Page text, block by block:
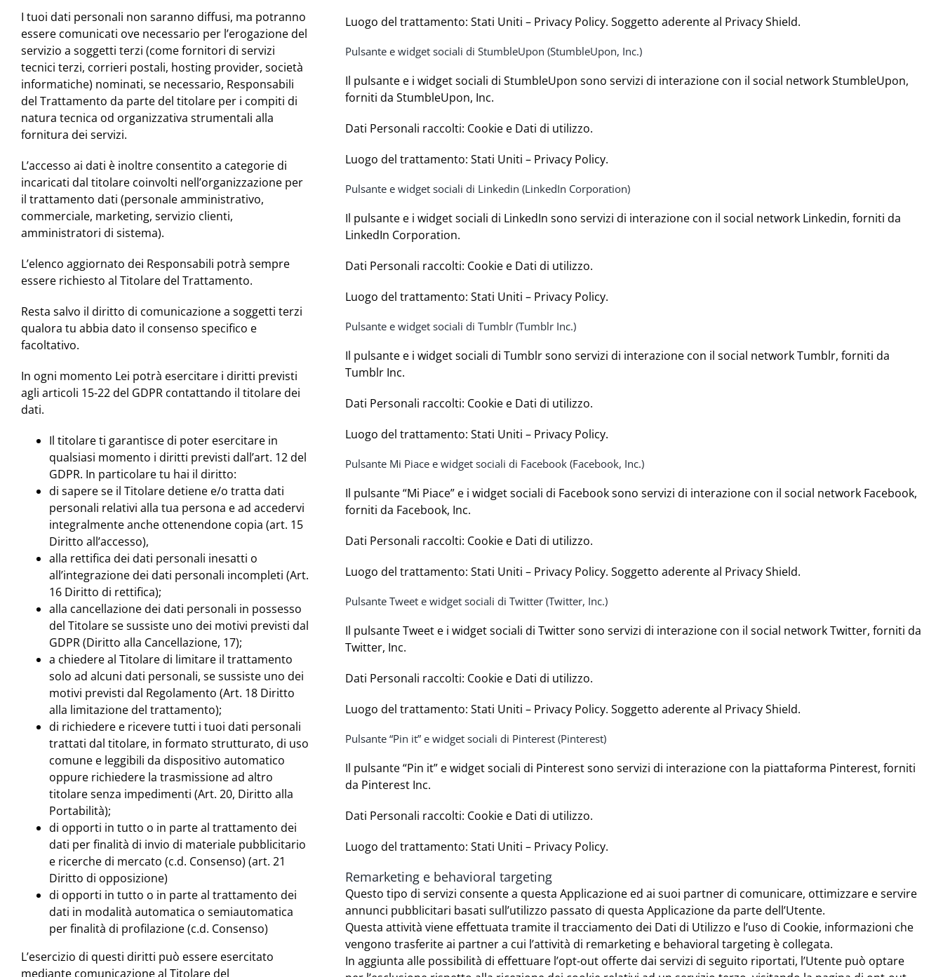
I tuoi dati personali non saranno diffusi, ma potranno
essere comunicati ove necessario per l’erogazione del
servizio a soggetti terzi (come fornitori di servizi
tecnici terzi, corrieri postali, hosting provider, società
informatiche) nominati, se necessario, Responsabili
del Trattamento da parte del titolare per i compiti di
natura tecnica od organizzativa strumentali alla
fornitura dei servizi.
L’accesso ai dati è inoltre consentito a categorie di
incaricati dal titolare coinvolti nell’organizzazione per
il trattamento dati (personale amministrativo,
commerciale, marketing, servizio clienti,
amministratori di sistema).
L’elenco aggiornato dei Responsabili potrà sempre
essere richiesto al Titolare del Trattamento.
Resta salvo il diritto di comunicazione a soggetti terzi
qualora tu abbia dato il consenso specifico e
facoltativo.
In ogni momento Lei potrà esercitare i diritti previsti
agli articoli 15-22 del GDPR contattando il titolare dei
dati.
Il titolare ti garantisce di poter esercitare in
qualsiasi momento i diritti previsti dall’art. 12 del
GDPR. In particolare tu hai il diritto:
di sapere se il Titolare detiene e/o tratta dati
personali relativi alla tua persona e ad accedervi
integralmente anche ottenendone copia (art. 15
Diritto all’accesso),
alla rettifica dei dati personali inesatti o
all’integrazione dei dati personali incompleti (Art.
16 Diritto di rettifica);
alla cancellazione dei dati personali in possesso
del Titolare se sussiste uno dei motivi previsti dal
GDPR (Diritto alla Cancellazione, 17);
a chiedere al Titolare di limitare il trattamento
solo ad alcuni dati personali, se sussiste uno dei
motivi previsti dal Regolamento (Art. 18 Diritto
alla limitazione del trattamento);
di richiedere e ricevere tutti i tuoi dati personali
trattati dal titolare, in formato strutturato, di uso
comune e leggibili da dispositivo automatico
oppure richiedere la trasmissione ad altro
titolare senza impedimenti (Art. 20, Diritto alla
Portabilità);
di opporti in tutto o in parte al trattamento dei
dati per finalità di invio di materiale pubblicitario
e ricerche di mercato (c.d. Consenso) (art. 21
Diritto di opposizione)
di opporti in tutto o in parte al trattamento dei
dati in modalità automatica o semiautomatica
per finalità di profilazione (c.d. Consenso)
L’esercizio di questi diritti può essere esercitato
mediante comunicazione al Titolare del
Luogo del trattamento: Stati Uniti – Privacy Policy. Soggetto aderente al Privacy Shield.
Pulsante e widget sociali di StumbleUpon (StumbleUpon, Inc.)
Il pulsante e i widget sociali di StumbleUpon sono servizi di interazione con il social network StumbleUpon,
forniti da StumbleUpon, Inc.
Dati Personali raccolti: Cookie e Dati di utilizzo.
Luogo del trattamento: Stati Uniti – Privacy Policy.
Pulsante e widget sociali di Linkedin (LinkedIn Corporation)
Il pulsante e i widget sociali di LinkedIn sono servizi di interazione con il social network Linkedin, forniti da
LinkedIn Corporation.
Dati Personali raccolti: Cookie e Dati di utilizzo.
Luogo del trattamento: Stati Uniti – Privacy Policy.
Pulsante e widget sociali di Tumblr (Tumblr Inc.)
Il pulsante e i widget sociali di Tumblr sono servizi di interazione con il social network Tumblr, forniti da
Tumblr Inc.
Dati Personali raccolti: Cookie e Dati di utilizzo.
Luogo del trattamento: Stati Uniti – Privacy Policy.
Pulsante Mi Piace e widget sociali di Facebook (Facebook, Inc.)
Il pulsante “Mi Piace” e i widget sociali di Facebook sono servizi di interazione con il social network Facebook,
forniti da Facebook, Inc.
Dati Personali raccolti: Cookie e Dati di utilizzo.
Luogo del trattamento: Stati Uniti – Privacy Policy. Soggetto aderente al Privacy Shield.
Pulsante Tweet e widget sociali di Twitter (Twitter, Inc.)
Il pulsante Tweet e i widget sociali di Twitter sono servizi di interazione con il social network Twitter, forniti da
Twitter, Inc.
Dati Personali raccolti: Cookie e Dati di utilizzo.
Luogo del trattamento: Stati Uniti – Privacy Policy. Soggetto aderente al Privacy Shield.
Pulsante “Pin it” e widget sociali di Pinterest (Pinterest)
Il pulsante “Pin it” e widget sociali di Pinterest sono servizi di interazione con la piattaforma Pinterest, forniti
da Pinterest Inc.
Dati Personali raccolti: Cookie e Dati di utilizzo.
Luogo del trattamento: Stati Uniti – Privacy Policy.
Remarketing e behavioral targeting
Questo tipo di servizi consente a questa Applicazione ed ai suoi partner di comunicare, ottimizzare e servire
annunci pubblicitari basati sull’utilizzo passato di questa Applicazione da parte dell’Utente.
Questa attività viene effettuata tramite il tracciamento dei Dati di Utilizzo e l’uso di Cookie, informazioni che
vengono trasferite ai partner a cui l’attività di remarketing e behavioral targeting è collegata.
In aggiunta alle possibilità di effettuare l’opt-out offerte dai servizi di seguito riportati, l’Utente può optare